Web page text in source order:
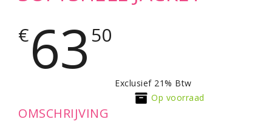
€63 50
Exclusief 21% Btw
Op voorraad
OMSCHRIJVING